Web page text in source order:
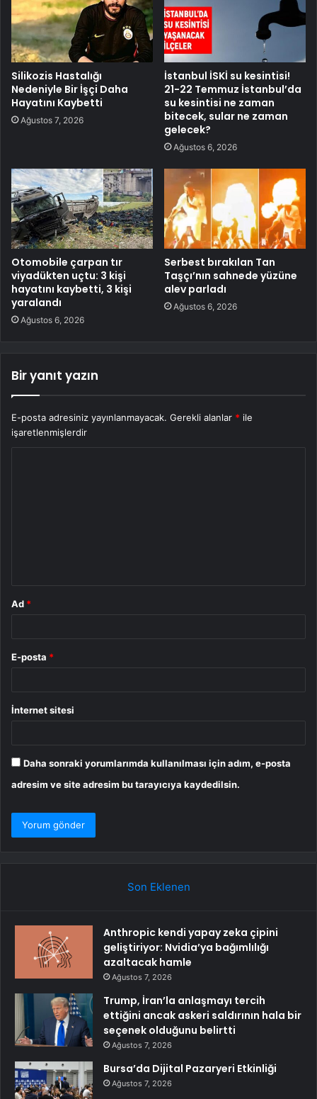
Silikozis Hastalığı
Nedeniyle Bir İşçi Daha
Hayatını Kaybetti
Ağustos 7, 2026
İstanbul İSKİ su kesintisi!
21-22 Temmuz İstanbul’da
su kesintisi ne zaman
bitecek, sular ne zaman
gelecek?
Ağustos 6, 2026
Otomobile çarpan tır
viyadükten uçtu: 3 kişi
hayatını kaybetti, 3 kişi
yaralandı
Ağustos 6, 2026
Serbest bırakılan Tan
Taşçı’nın sahnede yüzüne
alev parladı
Ağustos 6, 2026
Bir yanıt yazın
E-posta adresiniz yayınlanmayacak. Gerekli alanlar * ile
işaretlenmişlerdir
Ad *
E-posta *
İnternet sitesi
Daha sonraki yorumlarımda kullanılması için adım, e-posta
adresim ve site adresim bu tarayıcıya kaydedilsin.
Son Eklenen
Anthropic kendi yapay zeka çipini
geliştiriyor: Nvidia’ya bağımlılığı
azaltacak hamle
Ağustos 7, 2026
Trump, İran’la anlaşmayı tercih
ettiğini ancak askeri saldırının hala bir
seçenek olduğunu belirtti
Ağustos 7, 2026
Bursa’da Dijital Pazaryeri Etkinliği
Ağustos 7, 2026